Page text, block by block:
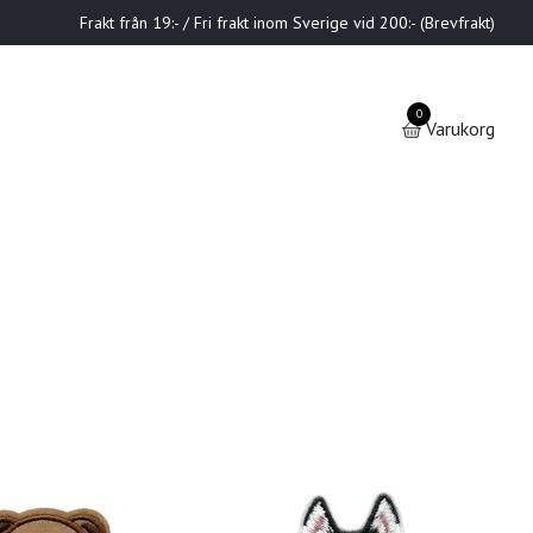
Frakt från 19:- / Fri frakt inom Sverige vid 200:- (Brevfrakt)
0
Varukorg